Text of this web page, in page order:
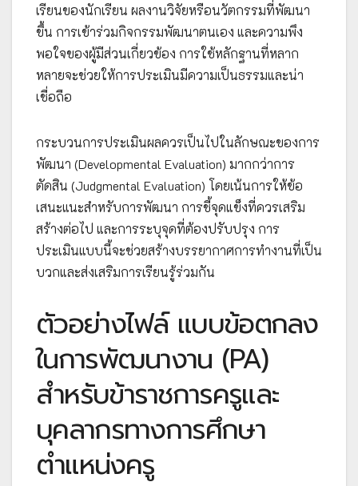
เรียนของนักเรียน ผลงานวิจัยหรือนวัตกรรมที่พัฒนา
ขึ้น การเข้าร่วมกิจกรรมพัฒนาตนเอง และความพึง
พอใจของผู้มีส่วนเกี่ยวข้อง การใช้หลักฐานที่หลาก
หลายจะช่วยให้การประเมินมีความเป็นธรรมและน่า
เชื่อถือ
กระบวนการประเมินผลควรเป็นไปในลักษณะของการ
พัฒนา (Developmental Evaluation) มากกว่าการ
ตัดสิน (Judgmental Evaluation) โดยเน้นการให้ข้อ
เสนะแนะสำหรับการพัฒนา การชี้จุดแข็งที่ควรเสริม
สร้างต่อไป และการระบุจุดที่ต้องปรับปรุง การ
ประเมินแบบนี้จะช่วยสร้างบรรยากาศการทำงานที่เป็น
บวกและส่งเสริมการเรียนรู้ร่วมกัน
ตัวอย่างไฟล์ แบบข้อตกลง
ในการพัฒนางาน (PA)
สำหรับข้าราชการครูและ
บุคลากรทางการศึกษา
ตำแหน่งครู